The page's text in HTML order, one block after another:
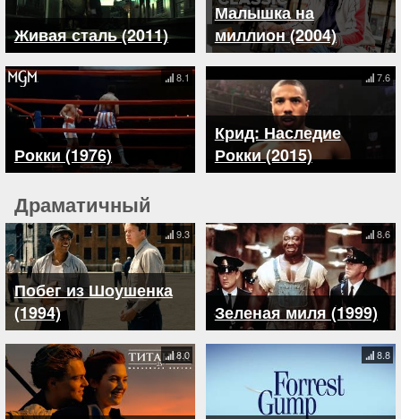
Живая сталь (2011)
Малышка на
миллион (2004)
Рокки (1976)
8.1
Крид: Наследие
Рокки (2015)
7.6
Драматичный
Побег из Шоушенка
(1994)
9.3
Зеленая миля (1999)
8.6
8.0 8.8